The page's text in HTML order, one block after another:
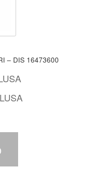
ECHO 957 LED 46W CLD CELL GRI – DIS 16473600